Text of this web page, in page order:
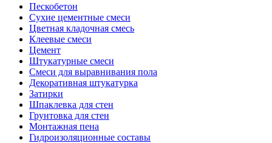
Пескобетон
Сухие цементные смеси
Цветная кладочная смесь
Клеевые смеси
Цемент
Штукатурные смеси
Смеси для выравнивания пола
Декоративная штукатурка
Затирки
Шпаклевка для стен
Грунтовка для стен
Монтажная пена
Гидроизоляционные составы